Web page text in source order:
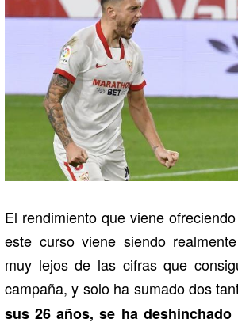
El rendimiento que viene
este curso viene siendo
muy lejos de las cifras que
campaña, y solo ha sumado dos
sus 26 años, se ha